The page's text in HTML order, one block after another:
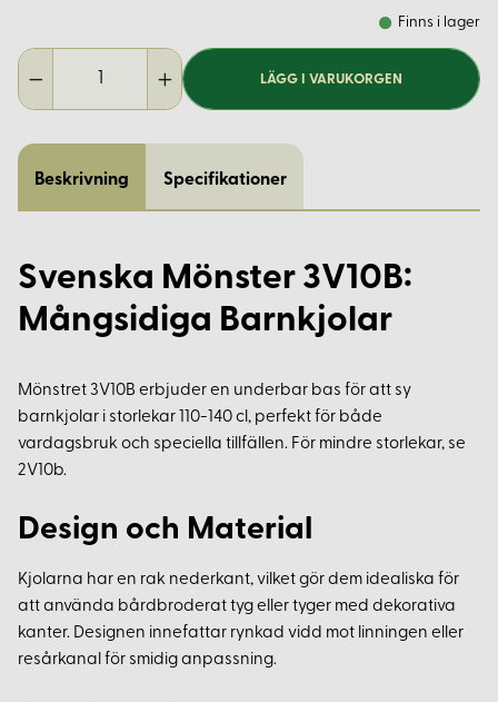
Finns i lager
LÄGG I VARUKORGEN
Beskrivning Specifikationer
Svenska Mönster 3V10B:
Mångsidiga Barnkjolar
Mönstret 3V10B erbjuder en underbar bas för att sy
barnkjolar i storlekar 110-140 cl, perfekt för både
vardagsbruk och speciella tillfällen. För mindre storlekar, se
2V10b.
Design och Material
Kjolarna har en rak nederkant, vilket gör dem idealiska för
att använda bårdbroderat tyg eller tyger med dekorativa
kanter. Designen innefattar rynkad vidd mot linningen eller
resårkanal för smidig anpassning.